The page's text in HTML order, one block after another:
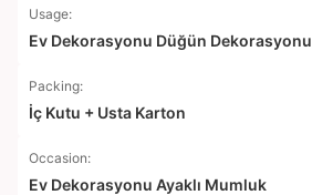
Usage:
Ev Dekorasyonu Düğün Dekorasyonu
Packing:
İç Kutu + Usta Karton
Occasion:
Ev Dekorasyonu Ayaklı Mumluk